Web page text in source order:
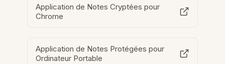
Application de Notes Cryptées pour
Chrome
Application de Notes Protégées pour
Ordinateur Portable